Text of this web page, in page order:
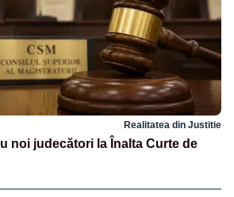
Realitatea din Justitie
noi judecători la Înalta Curte de